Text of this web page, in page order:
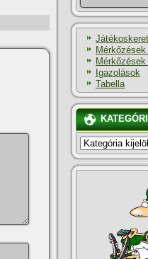
Mérkőzések
Mérkőzések
Igazolások
Tabella
KATEGÓRIÁK